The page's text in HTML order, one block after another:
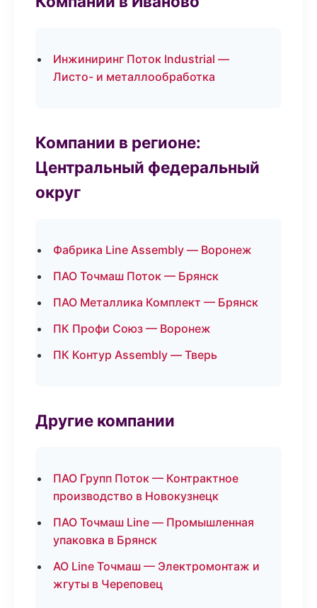
Инжиниринг Поток Industrial —
Листо- и металлообработка
Компании в регионе:
Центральный федеральный
округ
Фабрика Line Assembly — Воронеж
ПАО Точмаш Поток — Брянск
ПАО Металлика Комплект — Брянск
ПК Профи Союз — Воронеж
ПК Контур Assembly — Тверь
Другие компании
ПАО Групп Поток — Контрактное
производство в Новокузнецк
ПАО Точмаш Line — Промышленная
упаковка в Брянск
АО Line Точмаш — Электромонтаж и
жгуты в Череповец